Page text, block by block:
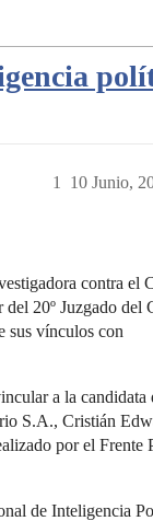
10 Junio,
1
contra el
20º Juzgado del
sus vínculos con
a la candidata
S.A., Cristián
por el Frente
de Inteligencia